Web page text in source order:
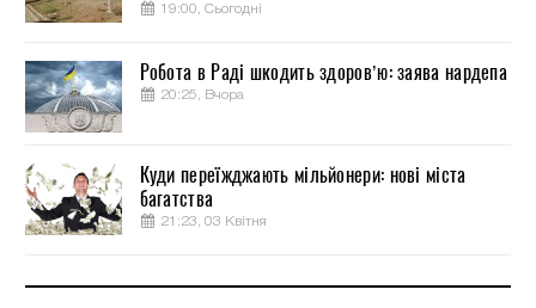
19:00, Сьогодні
Робота в Раді шкодить здоров’ю: заява нардепа
20:25, Вчора
Куди переїжджають мільйонери: нові міста
багатства
21:23, 03 Квітня